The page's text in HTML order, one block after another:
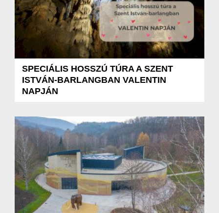
SPECIÁLIS HOSSZÚ TÚRA A SZENT
ISTVÁN-BARLANGBAN VALENTIN
NAPJÁN